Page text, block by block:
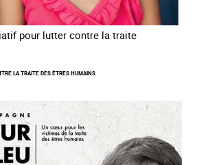
pour lutter contre la traite
LA TRAITE DES ÊTRES HUMAINS